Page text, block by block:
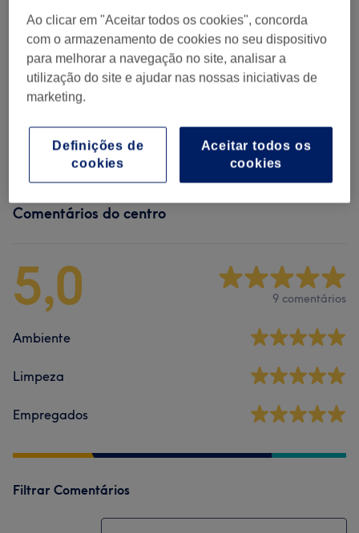
Descontraturantes
(
Massagens Redutores E
Reafirmantes
1)
desde € 55
Massagens Orientais desde € 70
Comentários do centro
5,0 9 comentários
Ambiente
Limpeza
Empregados
Filtrar Comentários
Ao clicar em "Aceitar todos os cookies", concorda
com o armazenamento de cookies no seu dispositivo
para melhorar a navegação no site, analisar a
utilização do site e ajudar nas nossas iniciativas de
marketing.
Aceitar todos os
cookies
Definições de
cookies